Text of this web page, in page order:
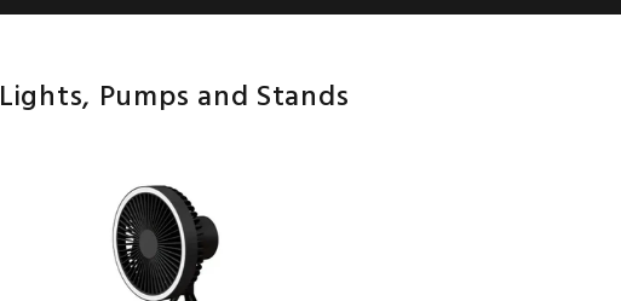
Lights, Pumps and Stands